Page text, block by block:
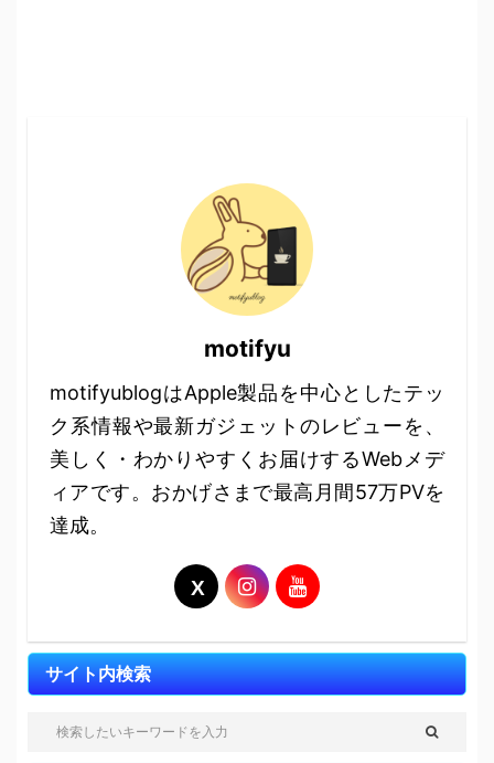
motifyu
motifyublogはApple製品を中心としたテッ
ク系情報や最新ガジェットのレビューを、
美しく・わかりやすくお届けするWebメデ
ィアです。おかげさまで最高月間57万PVを
達成。
サイト内検索